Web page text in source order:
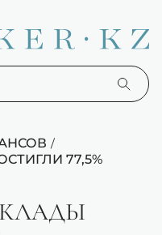
/
77,5%